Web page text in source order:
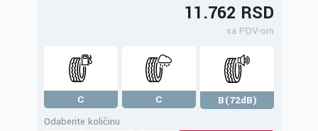
11.762 RSD
sa PDV-om
C C
B(72dB)
Odaberite količinu